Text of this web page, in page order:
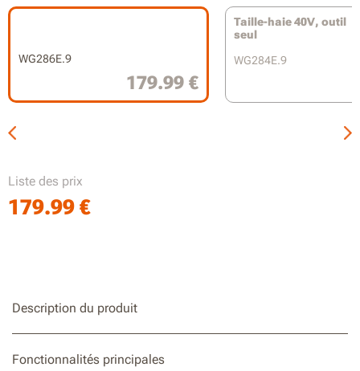
autonomie
3400 coups/min pour tailler facilement les haies épaisses
Garde-main transparent pour un résultat précis
WG286E.9
179.99 €
Taille-haie 40V, outil
seul
WG284E.9
Liste des prix
179.99 €
Description du produit
Fonctionnalités principales